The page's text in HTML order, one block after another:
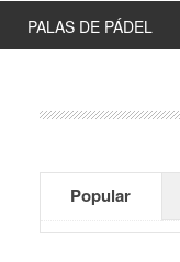
PALAS DE PÁDEL
lateral
Popular